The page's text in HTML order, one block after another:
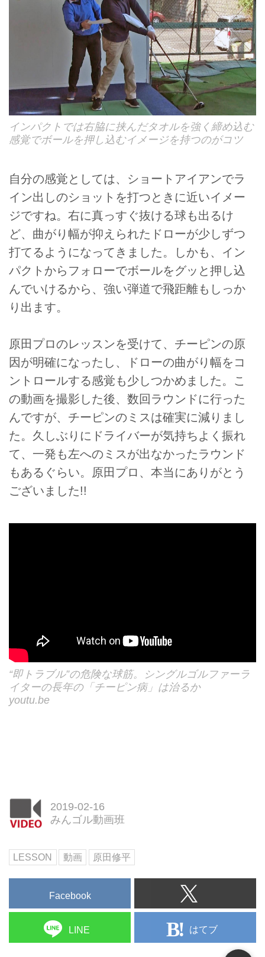
インパクトでは右脇に挟んだタオルを強く締め込む
感覚でボールを押し込むイメージを持つのがコツ
自分の感覚としては、ショートアイアンでラ
イン出しのショットを打つときに近いイメー
ジですね。右に真っすぐ抜ける球も出るけ
ど、曲がり幅が抑えられたドローが少しずつ
打てるようになってきました。しかも、イン
パクトからフォローでボールをグッと押し込
んでいけるから、強い弾道で飛距離もしっか
り出ます。
原田プロのレッスンを受けて、チーピンの原
因が明確になったし、ドローの曲がり幅をコ
ントロールする感覚も少しつかめました。こ
の動画を撮影した後、数回ラウンドに行った
んですが、チーピンのミスは確実に減りまし
た。久しぶりにドライバーが気持ちよく振れ
て、一発も左へのミスが出なかったラウンド
もあるぐらい。原田プロ、本当にありがとう
ございました!!
“即トラブル”の危険な球筋。シングルゴルファーラ
イターの長年の「チーピン病」は治るか
youtu.be
2019-02-16
みんゴル動画班
LESSON 動画 原田修平
Facebook
LINE はてブ